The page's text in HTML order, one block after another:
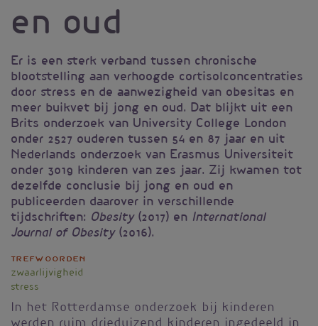
en oud
Er is een sterk verband tussen chronische
blootstelling aan verhoogde cortisolconcentraties
door stress en de aanwezigheid van obesitas en
meer buikvet bij jong en oud. Dat blijkt uit een
Brits onderzoek van University College London
onder 2527 ouderen tussen 54 en 87 jaar en uit
Nederlands onderzoek van Erasmus Universiteit
onder 3019 kinderen van zes jaar. Zij kwamen tot
dezelfde conclusie bij jong en oud en
publiceerden daarover in verschillende
tijdschriften: Obesity(2017) en International
Journal of Obesity(2016).
Trefwoorden
zwaarlijvigheid
stress
In het Rotterdamse onderzoek bij kinderen
werden ruim drieduizend kinderen ingedeeld in